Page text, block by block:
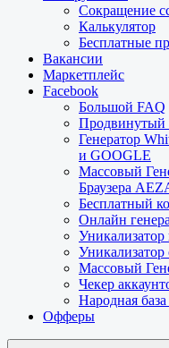
Сокращение
Калькулятор
Бесплатные
Вакансии
Маркетплейс
Facebook
Большой FAQ
Продвинутый
Генератор
и GOOGLE
Массовый
Браузера
Бесплатный
Онлайн
Уникализатор
Уникализатор
Массовый
Чекер
Народная
Офферы